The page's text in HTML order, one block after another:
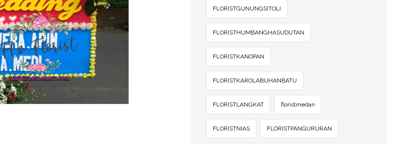
FLORISTGUNUNGSITOLI
FLORISTHUMBANGHASUDUTAN
FLORISTKANOPAN
FLORISTKAROLABUHANBATU
FLORISTLANGKAT floristmedan
FLORISTNIAS FLORISTPANGURURAN